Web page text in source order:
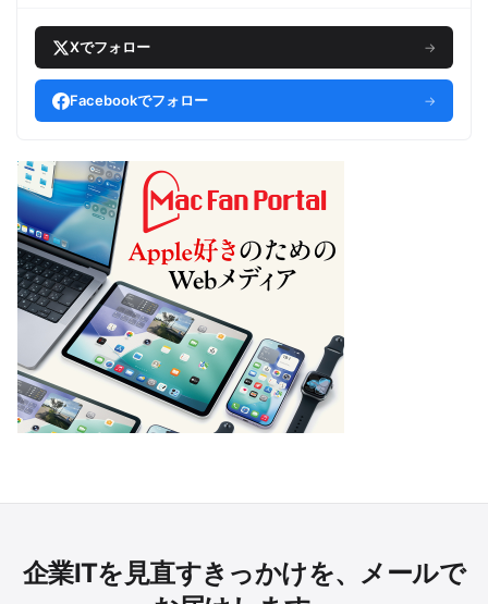
Xでフォロー →
Facebookでフォロー →
企業ITを見直すきっかけを、メールで